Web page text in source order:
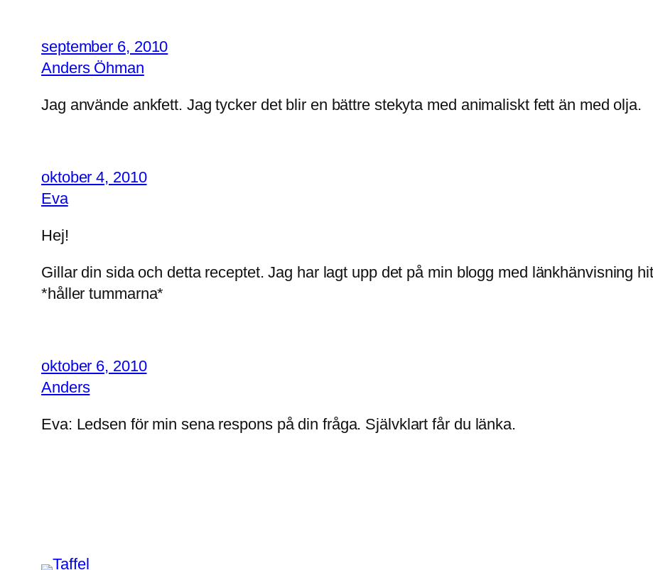
september 6, 2010
Anders Öhman
Jag använde ankfett. Jag tycker det blir en bättre stekyta med animaliskt fett än med olja.
oktober 4, 2010
Eva
Hej!
Gillar din sida och detta receptet. Jag har lagt upp det på min blogg med länkhänvisning
*håller tummarna*
oktober 6, 2010
Anders
Eva: Ledsen för min sena respons på din fråga. Självklart får du länka.